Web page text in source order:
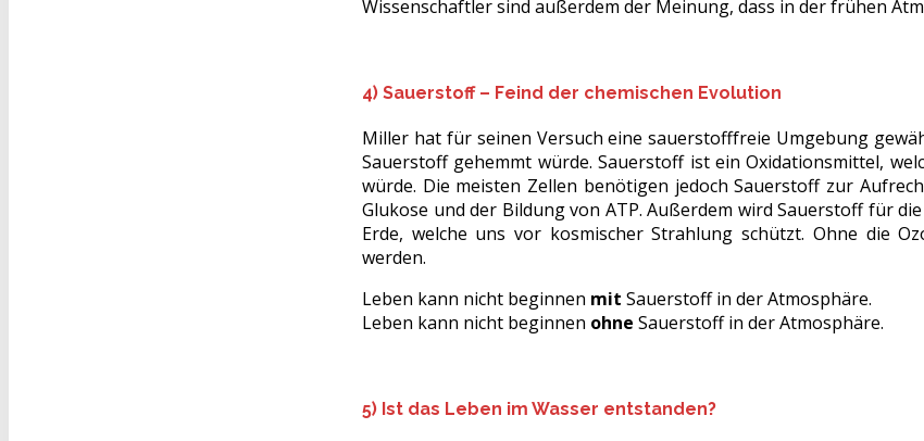
Wissenschaftler sind außerdem der Meinung, dass in der frühen
4) Sauerstoff – Feind der chemischen Evolution
Miller hat für seinen Versuch eine sauerstofffreie Umgebung
Sauerstoff gehemmt würde. Sauerstoff ist ein Oxidationsmittel,
würde. Die meisten Zellen benötigen jedoch Sauerstoff zur
Glukose und der Bildung von ATP. Außerdem wird Sauerstoff für
Erde, welche uns vor kosmischer Strahlung schützt. Ohne die
werden.
Leben kann nicht beginnen mit Sauerstoff in der Atmosphäre.
Leben kann nicht beginnen ohne Sauerstoff in der Atmosphäre.
5) Ist das Leben im Wasser entstanden?